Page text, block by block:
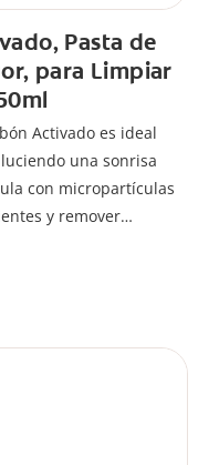
Pasta de
para Limpiar
Activado es ideal
una sonrisa
con micropartículas
y remover